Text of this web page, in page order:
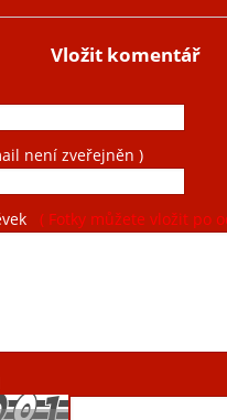
Vložit komentář
není zveřejněn )
( Fotky můžete vložit po